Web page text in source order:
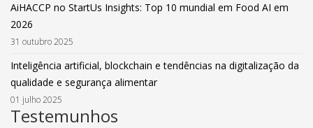
AiHACCP no StartUs Insights: Top 10 mundial em Food AI em
2026
31 outubro 2025
Inteligência artificial, blockchain e tendências na digitalização da
qualidade e segurança alimentar
01 julho 2025
Testemunhos